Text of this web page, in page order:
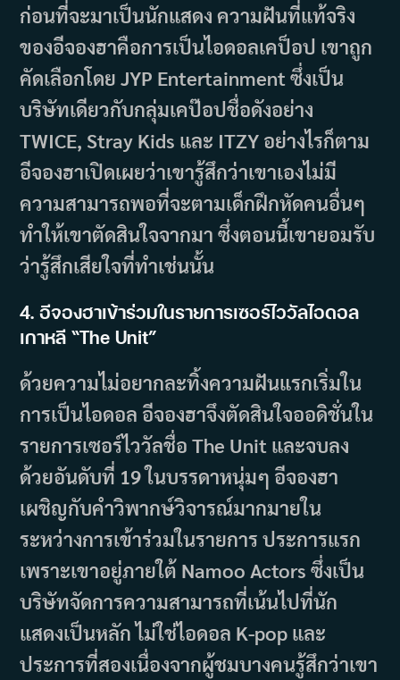
ก่อนที่จะมาเป็นนักแสดง ความฝันที่แท้จริง
ของอีจองฮาคือการเป็นไอดอลเคป็อป เขาถูก
คัดเลือกโดย JYP Entertainment ซึ่งเป็น
บริษัทเดียวกับกลุ่มเคป๊อปชื่อดังอย่าง
TWICE, Stray Kids และ ITZY อย่างไรก็ตาม
อีจองฮาเปิดเผยว่าเขารู้สึกว่าเขาเองไม่มี
ความสามารถพอที่จะตามเด็กฝึกหัดคนอื่นๆ
ทำให้เขาตัดสินใจจากมา ซึ่งตอนนี้เขายอมรับ
ว่ารู้สึกเสียใจที่ทำเช่นนั้น
4. อีจองฮาเข้าร่วมในรายการเซอร์ไววัลไอดอล
เกาหลี “The Unit”
ด้วยความไม่อยากละทิ้งความฝันแรกเริ่มใน
การเป็นไอดอล อีจองฮาจึงตัดสินใจออดิชั่นใน
รายการเซอร์ไววัลชื่อ The Unit และจบลง
ด้วยอันดับที่ 19 ในบรรดาหนุ่มๆ อีจองฮา
เผชิญกับคำวิพากษ์วิจารณ์มากมายใน
ระหว่างการเข้าร่วมในรายการ ประการแรก
เพราะเขาอยู่ภายใต้ Namoo Actors ซึ่งเป็น
บริษัทจัดการความสามารถที่เน้นไปที่นัก
แสดงเป็นหลัก ไม่ใช่ไอดอล K-pop และ
ประการที่สองเนื่องจากผู้ชมบางคนรู้สึกว่าเขา